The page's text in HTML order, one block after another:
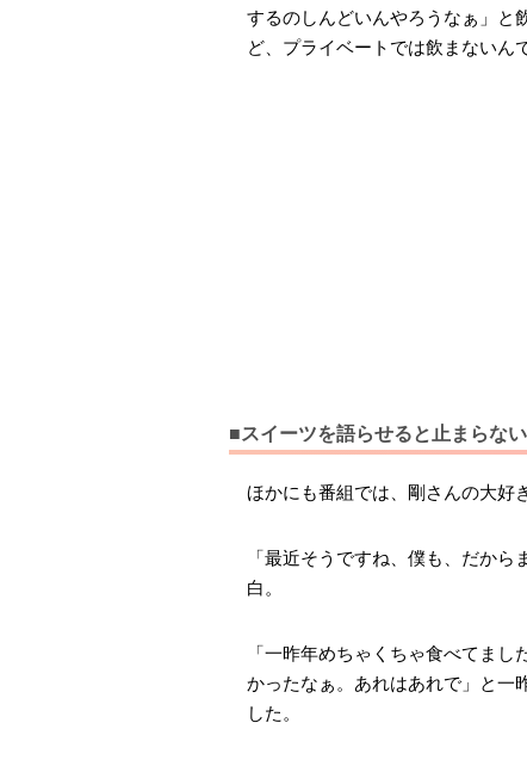
するのしんどいんやろうなぁ」と
ど、プライベートでは飲まないん
■スイーツを語らせると止まらな
ほかにも番組では、剛さんの大好
「最近そうですね、僕も、だか
白。
「一昨年めちゃくちゃ食べてま
かったなぁ。あれはあれで」と一
した。